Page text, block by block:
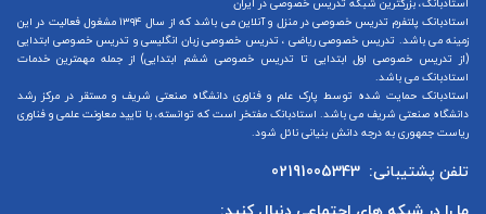
استادبانک، بزرگترین شبکه تدریس خصوصی در ایران
استادبانک پلتفرم تدریس خصوصی در منزل و آنلاین
می باشد که از سال ۱۳۹۴ مشغول فعالیت در این
زمینه می باشد. تدریس خصوصی ریاضی ، تدریس خصوصی زبان انگلیسیو تدریس خصوصی ابتدایی
(از تدریس خصوصی اول ابتدایی تا تدریس خصوصی ششم ابتدایی) از جمله مهمترین خدمات
استادبانک می باشد.
استادبانک حمایت شده توسط پارک علم و فناوری دانشگاه صنعتی شریف و مستقر در مرکز رشد
دانشگاه صنعتی شریف می باشد. استادبانک مفتخر است که توانسته، با تایید معاونت علمی و فناوری
ریاست جمهوری به درجه دانش بنیانی نائل شود.
تلفن پشتیبانی: 02191005343